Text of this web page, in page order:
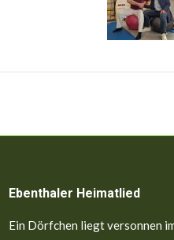
Ebenthaler Heimatlied
Ein Dörfchen liegt versonnen